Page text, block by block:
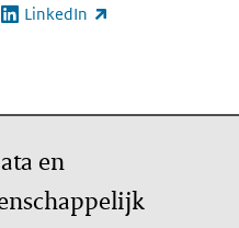
LinkedIn
(externe link)
en